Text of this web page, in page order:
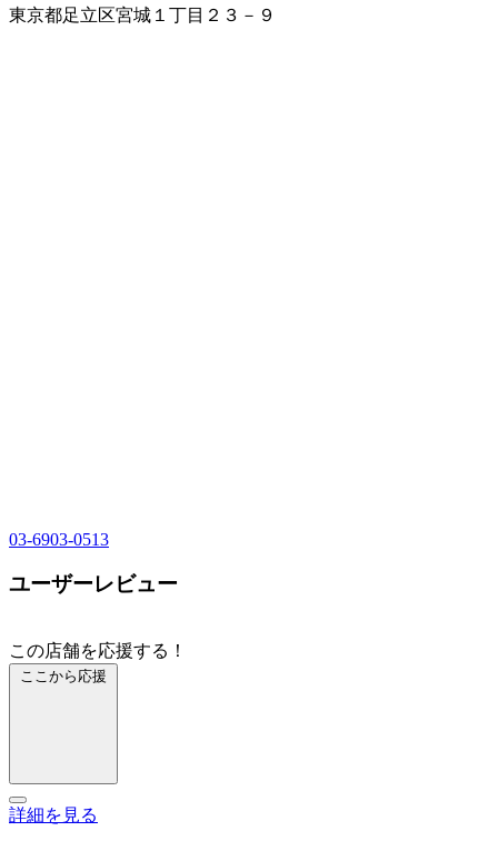
東京都足立区宮城１丁目２３－９
03-6903-0513
ユーザーレビュー
この店舗を応援する！
ここから応援
詳細を見る